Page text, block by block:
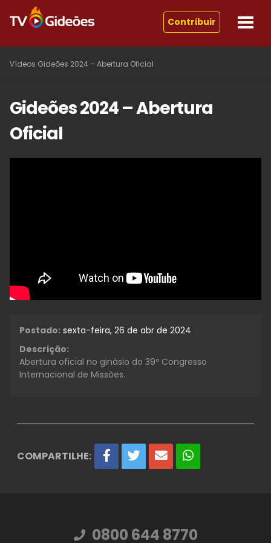
Contribuir
Vídeos Gideões 2024 – Abertura Oficial
Gideões 2024 – Abertura
Oficial
Postado: sexta-feira, 26 de abr de 2024
Descrição:
Abertura oficial no ginásio do 39º Congresso
Internacional de Missões.
COMPARTILHE:
0800 644 8770